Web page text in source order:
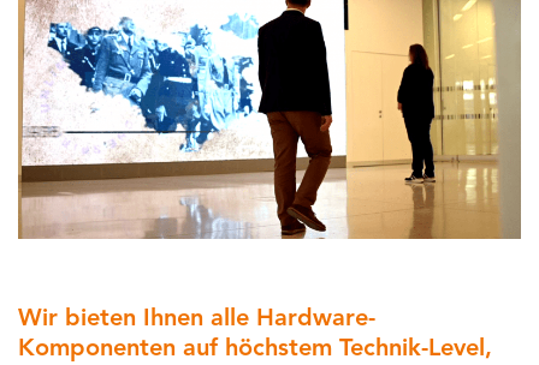
Wir bieten Ihnen alle Hardware-
Komponenten auf höchstem Technik-Level,